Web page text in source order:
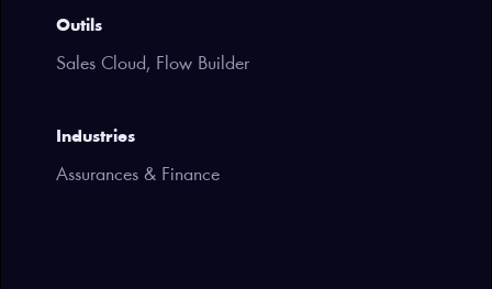
Outils
Sales Cloud, Flow Builder
Industries
Assurances & Finance